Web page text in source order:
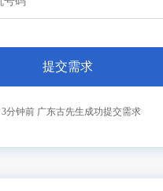
提交需求
6分钟前 广东李女士成功提交需求
10分钟前 广东陈先生成功提交需求
17分钟前 北京吴女士成功提交需求
1分钟前 湖北胡先生成功提交需求